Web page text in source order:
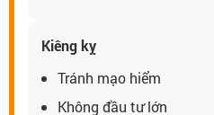
Kiêng kỵ
Tránh mạo hiểm
Không đầu tư lớn